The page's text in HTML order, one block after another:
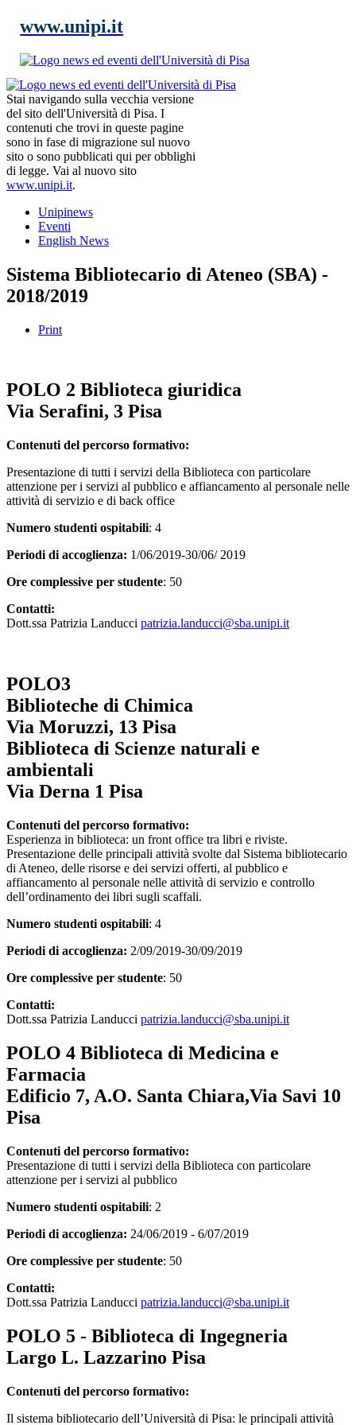
www.unipi.it
Stai navigando sulla vecchia versione
del sito dell'Università di Pisa. I
contenuti che trovi in queste pagine
sono in fase di migrazione sul nuovo
sito o sono pubblicati qui per obblighi
di legge. Vai al nuovo sito
www.unipi.it.
Unipinews
Eventi
English News
Sistema Bibliotecario di Ateneo (SBA) -
2018/2019
Print
POLO 2 Biblioteca giuridica
Via Serafini, 3 Pisa
Contenuti del percorso formativo:
Presentazione di tutti i servizi della Biblioteca con particolare
attenzione per i servizi al pubblico e affiancamento al personale nelle
attività di servizio e di back office
Numero studenti ospitabili: 4
Periodi di accoglienza: 1/06/2019-30/06/ 2019
Ore complessive per studente: 50
Contatti:
Dott.ssa Patrizia Landucci patrizia.landucci@sba.unipi.it
POLO3
Biblioteche di Chimica
Via Moruzzi, 13 Pisa
Biblioteca di Scienze naturali e
ambientali
Via Derna 1 Pisa
Contenuti del percorso formativo:
Esperienza in biblioteca: un front office tra libri e riviste.
Presentazione delle principali attività svolte dal Sistema bibliotecario
di Ateneo, delle risorse e dei servizi offerti, al pubblico e
affiancamento al personale nelle attività di servizio e controllo
dell’ordinamento dei libri sugli scaffali.
Numero studenti ospitabili: 4
Periodi di accoglienza: 2/09/2019-30/09/2019
Ore complessive per studente: 50
Contatti:
Dott.ssa Patrizia Landucci patrizia.landucci@sba.unipi.it
POLO 4 Biblioteca di Medicina e
Farmacia
Edificio 7, A.O. Santa Chiara,Via Savi 10
Pisa
Contenuti del percorso formativo:
Presentazione di tutti i servizi della Biblioteca con particolare
attenzione per i servizi al pubblico
Numero studenti ospitabili: 2
Periodi di accoglienza: 24/06/2019 - 6/07/2019
Ore complessive per studente: 50
Contatti:
Dott.ssa Patrizia Landucci patrizia.landucci@sba.unipi.it
POLO 5 - Biblioteca di Ingegneria
Largo L. Lazzarino Pisa
Contenuti del percorso formativo:
Il sistema bibliotecario dell’Università di Pisa: le principali attività